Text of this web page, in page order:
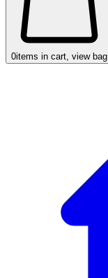
0items in cart, view bag